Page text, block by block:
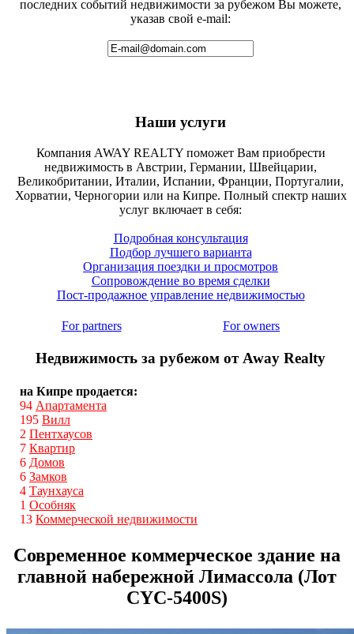
последних событий недвижимости за рубежом Вы можете,
указав свой e-mail:
Наши услуги
Компания AWAY REALTY поможет Вам приобрести
недвижимость в Австрии, Германии, Швейцарии,
Великобритании, Италии, Испании, Франции, Португалии,
Хорватии, Черногории или на Кипре. Полный спектр наших
услуг включает в себя:
Подробная консультация
Подбор лучшего варианта
Организация поездки и просмотров
Сопровождение во время сделки
Пост-продажное управление недвижимостью
For partners For owners
Недвижимость за рубежом от Away Realty
на Кипре продается:
94 Апартамента
195 Вилл
2 Пентхаусов
7 Квартир
6 Домов
6 Замков
4 Таунхауса
1 Особняк
13 Коммерческой недвижимости
Современное коммерческое здание на
главной набережной Лимассола (Лот
CYС-5400S)